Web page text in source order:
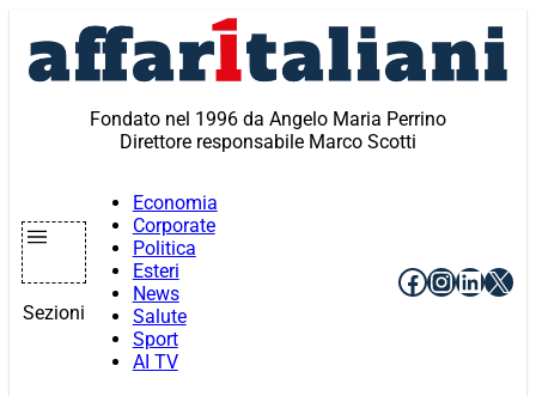
contenuto
Fondato nel 1996 da Angelo Maria Perrino
Direttore responsabile Marco Scotti
Sezioni
Economia
Corporate
Politica
Esteri
News
Salute
Sport
AI TV
Facebook
X